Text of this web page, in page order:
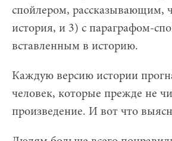
спойлером, рассказывающим,
история, и 3) с параграфом-
вставленным в историю.
Каждую версию истории
человек, которые прежде не
произведение. И вот что